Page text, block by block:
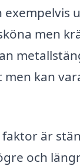
exempelvis
men
kan
är
och